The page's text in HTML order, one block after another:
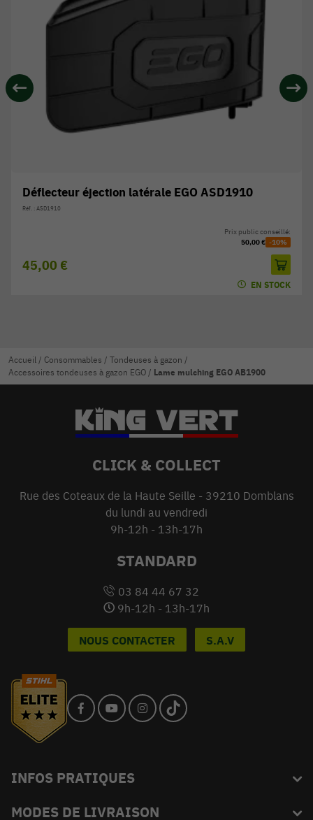
Déflecteur éjection latérale EGO ASD1910
Réf. : ASD1910
45,00 €
Prix public conseillé:
50,00 € -10%
EN STOCK
Accueil / Consommables / Tondeuses à gazon /
Accessoires tondeuses à gazon EGO / Lame mulching EGO AB1900
CLICK & COLLECT
Rue des Coteaux de la Haute Seille - 39210 Domblans
du lundi au vendredi
9h-12h - 13h-17h
STANDARD
03 84 44 67 32
9h-12h - 13h-17h
NOUS CONTACTER S.A.V
INFOS PRATIQUES
MODES DE LIVRAISON